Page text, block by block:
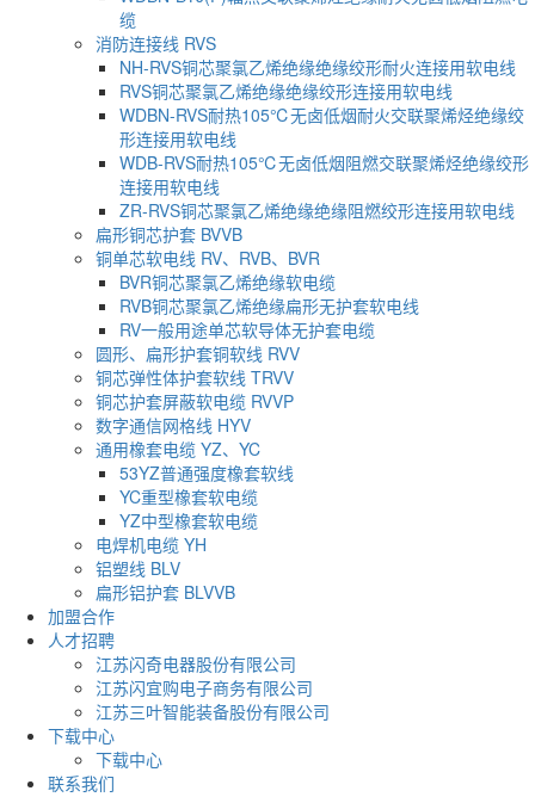
缆
消防连接线 RVS
NH-RVS铜芯聚氯乙烯绝缘绝缘绞形耐火连接用软电线
RVS铜芯聚氯乙烯绝缘绝缘绞形连接用软电线
WDBN-RVS耐热105℃无卤低烟耐火交联聚烯烃绝缘绞
形连接用软电线
WDB-RVS耐热105℃无卤低烟阻燃交联聚烯烃绝缘绞形
连接用软电线
ZR-RVS铜芯聚氯乙烯绝缘绝缘阻燃绞形连接用软电线
扁形铜芯护套 BVVB
铜单芯软电线 RV、RVB、BVR
BVR铜芯聚氯乙烯绝缘软电缆
RVB铜芯聚氯乙烯绝缘扁形无护套软电线
RV一般用途单芯软导体无护套电缆
圆形、扁形护套铜软线 RVV
铜芯弹性体护套软线 TRVV
铜芯护套屏蔽软电缆 RVVP
数字通信网格线 HYV
通用橡套电缆 YZ、YC
53YZ普通强度橡套软线
YC重型橡套软电缆
YZ中型橡套软电缆
电焊机电缆 YH
铝塑线 BLV
扁形铝护套 BLVVB
加盟合作
人才招聘
江苏闪奇电器股份有限公司
江苏闪宜购电子商务有限公司
江苏三叶智能装备股份有限公司
下载中心
下载中心
联系我们